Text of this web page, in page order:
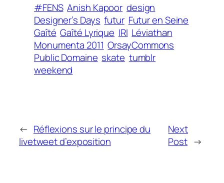
#FENS Anish Kapoor design
Designer’s Days futur Futur en Seine
Gaîté Gaîté Lyrique IRI Léviathan
Monumenta 2011 OrsayCommons
Public Domaine skate tumblr
weekend
← Réflexions sur le principe du
livetweet d’exposition
Next
Post →